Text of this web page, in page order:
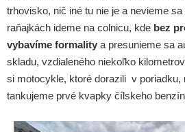
trhovisko, nič iné tu nie je a nevieme
raňajkách ideme na colnicu, kde bez
vybavíme formality a presunieme sa
skladu, vzdialeného niekoľko
si motocykle, ktoré dorazili v poriadku,
tankujeme prvé kvapky čílskeho